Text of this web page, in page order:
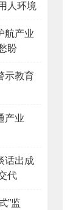
人环境
航产业
盼
示教育
产业
话出成
代
”监